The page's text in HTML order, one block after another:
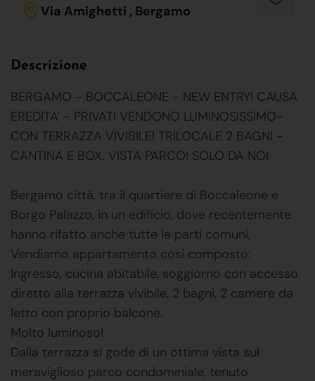
Via Amighetti , Bergamo
Descrizione
BERGAMO - BOCCALEONE - NEW ENTRY! CAUSA
EREDITA' - PRIVATI VENDONO LUMINOSISSIMO-
CON TERRAZZA VIVIBILE! TRILOCALE 2 BAGNI -
CANTINA E BOX. VISTA PARCO! SOLO DA NOI
Bergamo città, tra il quartiere di Boccaleone e
Borgo Palazzo, in un edificio, dove recentemente
hanno rifatto anche tutte le parti comuni,
Vendiamo appartamento cosi composto:
Ingresso, cucina abitabile, soggiorno con accesso
diretto alla terrazza vivibile, 2 bagni, 2 camere da
letto con proprio balcone.
Molto luminoso!
Dalla terrazza si gode di un ottima vista sul
meraviglioso parco condominiale, tenuto